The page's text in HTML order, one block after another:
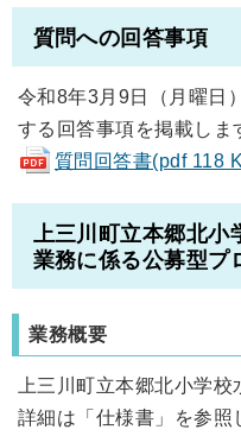
質問への回答事項
令和8年3月9日（月曜日
する回答事項を掲載しま
質問回答書(pdf 118
上三川町立本郷北小
業務に係る公募型プ
業務概要
上三川町立本郷北小学
詳細は「仕様書」を参照